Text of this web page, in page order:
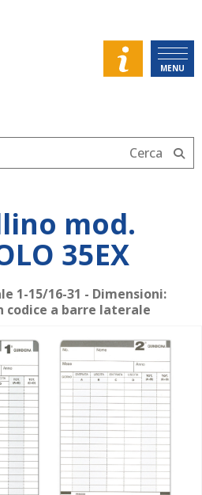
MENU
mod.
35EX
1-15/16-31 - Dimensioni:
codice a barre laterale